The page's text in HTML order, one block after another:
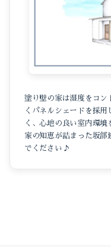
塗り壁の家は湿度をコン
くパネルシェードを採
く、心地の良い室内環
家の知恵が詰まった坂部
でください♪